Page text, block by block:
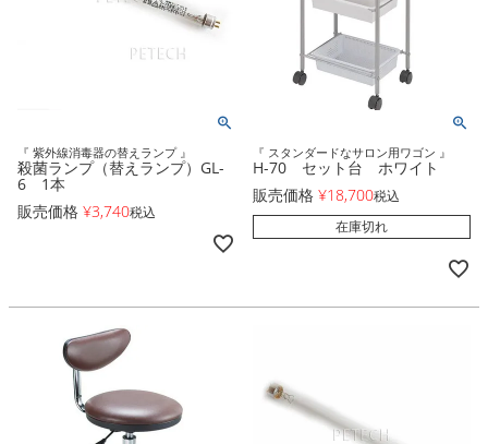
『 紫外線消毒器の替えランプ 』
殺菌ランプ（替えランプ）GL-
6 1本
販売価格 ¥3,740税込
『 スタンダードなサロン用ワゴン 』
H-70 セット台 ホワイト
販売価格 ¥18,700税込
在庫切れ